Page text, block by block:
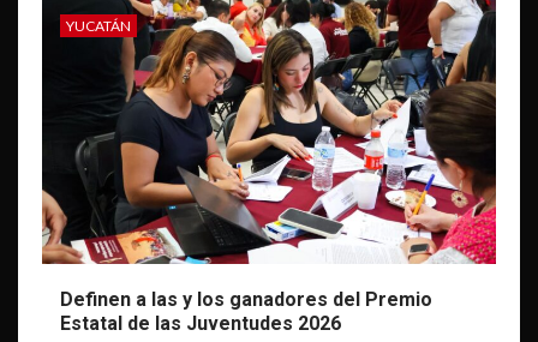
YUCATÁN
Definen a las y los ganadores del Premio
Estatal de las Juventudes 2026